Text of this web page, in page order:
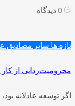
دیدگاه
تازه ها سایر مصادیق
محرومیت‌زدایی از